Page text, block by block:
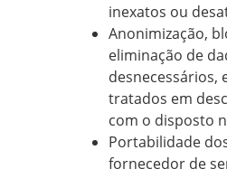
inexatos ou
Anonimização,
eliminação de
desnecessários,
tratados em
com o disposto
Portabilidade
fornecedor de